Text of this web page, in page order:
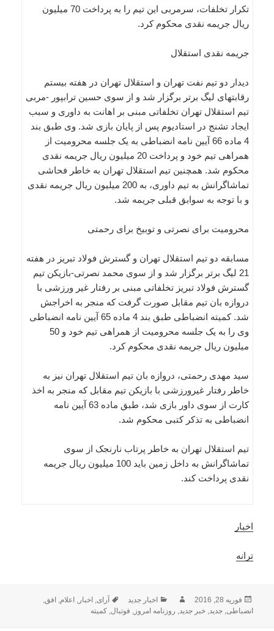
تکرار تخلفات، سرمربی این تیم را به پرداخت 70 میلیون
ریال جریمه نقدی محکوم کرد.
جریمه نقدی استقلال
دیدار دو تیم نفت تهران و استقلال تهران در هفته بیستم
رقابتهای لیگ برتر برگزار شد و از سوی حسین ترابپور -مربی
تیم استقلال تهران تخلفاتی مبنی بر اهانت به داوری و سبب
ایجاد تشنج در استادیوم پس از پایان بازی شد. وی طبق بند
4 ماده 66 آیین نامه انضباطی به یک جلسه محرومیت از
همراهی تیم خود و پرداخت 20 میلیون ریال جریمه نقدی
محکوم شد. همچنین تیم استقلال تهران به خاطر فحاشی
تماشاگرانش به تیم داوری، به 200 میلیون ریال جریمه نقدی
و با توجه به سوابق قبلی جریمه شد.
محرومیت برای نصرتی و توبیخ برای رحمتی
مسابقه دو تیم استقلال تهران و گسترش فولاد تبریز در هفته
21 لیگ برتر برگزار شد و از سوی محمد نصرتی-بازیکن تیم
گسترش فولاد تبریز تخلفاتی مبنی بر رفتار غیر ورزشی با
دروازه بان تیم مقابل صورت گرفت که منجر به اخراجش
شد. کمیته انضباطی طبق بند 4 ماده 65 آیین نامه انضباطی
وی را به یک جلسه محرومیت از همراهی تیم خود و 50
میلیون ریال جریمه نقدی محکوم کرد.
سید مهدی رحمتی، دروازه بان تیم استقلال تهران نیز به
خاطر رفتار غیرورزشی با بازیکن تیم مقابل که منجر به اخذ
کارت از سوی داور بازی شد، طبق ماده 63 آیین نامه
انضباطی به تذکر کتبی محکوم شد.
تیم استقلال تهران به خاطر پرتاب نارنجک از سوی
تماشاگرانش به داخل زمین باید 100 میلیون ریال جریمه
نقدی پرداخت کند.
اخبار
ترانه
ارسال
شده
فوریه 28, 2016 نویسندهدسته‌ها
اخبار جدید برچسب‌ها
آرای, اخبار, اعلام, افق,
انضباطی,جدید,خبر جدید, روزنامه امروز, فوتبال,کمیته